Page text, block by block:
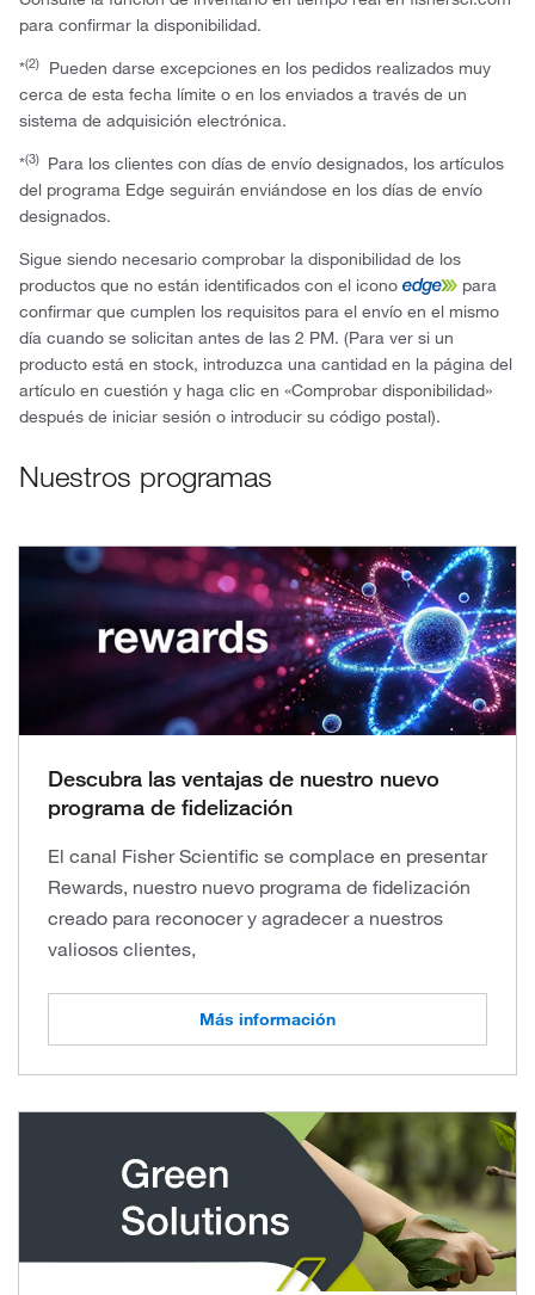
para confirmar la disponibilidad.
*(2)
Pueden darse excepciones en los pedidos realizados muy
cerca de esta fecha límite o en los enviados a través de un
sistema de adquisición electrónica.
*(3) Para los clientes con días de envío designados, los artículos
del programa Edge seguirán enviándose en los días de envío
designados.
Sigue siendo necesario comprobar la disponibilidad de los
productos que no están identificados con el icono
para
confirmar que cumplen los requisitos para el envío en el mismo
día cuando se solicitan antes de las 2 PM. (Para ver si un
producto está en stock, introduzca una cantidad en la página del
artículo en cuestión y haga clic en «Comprobar disponibilidad»
después de iniciar sesión o introducir su código postal).
Nuestros programas
Descubra las ventajas de nuestro nuevo
programa de fidelización
El canal Fisher Scientific se complace en presentar
Rewards, nuestro nuevo programa de fidelización
creado para reconocer y agradecer a nuestros
valiosos clientes,
Más información